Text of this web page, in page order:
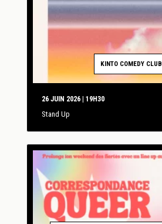
KINTO COMEDY CLUB
26 JUIN 2026 | 19H30
Stand Up